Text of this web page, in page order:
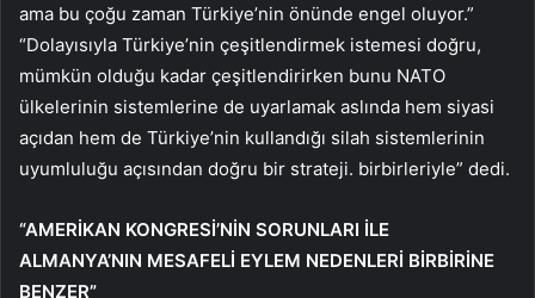
ama bu çoğu zaman Türkiye’nin önünde engel oluyor.”
“Dolayısıyla Türkiye’nin çeşitlendirmek istemesi doğru,
mümkün olduğu kadar çeşitlendirirken bunu NATO
ülkelerinin sistemlerine de uyarlamak aslında hem siyasi
açıdan hem de Türkiye’nin kullandığı silah sistemlerinin
uyumluluğu açısından doğru bir strateji. birbirleriyle” dedi.
“AMERİKAN KONGRESİ’NİN SORUNLARI İLE
ALMANYA’NIN MESAFELİ EYLEM NEDENLERİ BİRBİRİNE
BENZER”